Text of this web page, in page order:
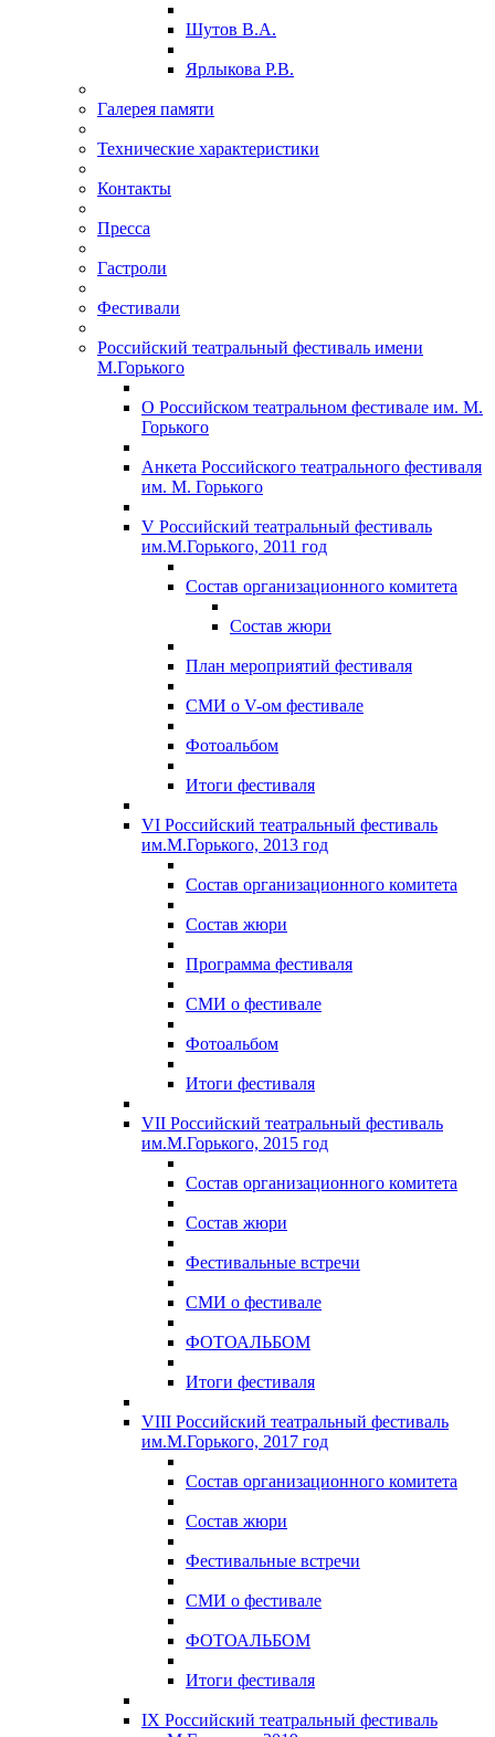
Шутов В.А.
Ярлыкова Р.В.
Галерея памяти
Технические характеристики
Контакты
Пресса
Гастроли
Фестивали
Российский театральный фестиваль имени
М.Горького
О Российском театральном фестивале им. М.
Горького
Анкета Российского театрального фестиваля
им. М. Горького
V Российский театральный фестиваль
им.М.Горького, 2011 год
Состав организационного комитета
Состав жюри
План мероприятий фестиваля
СМИ о V-ом фестивале
Фотоальбом
Итоги фестиваля
VI Российский театральный фестиваль
им.М.Горького, 2013 год
Состав организационного комитета
Состав жюри
Программа фестиваля
СМИ о фестивале
Фотоальбом
Итоги фестиваля
VII Российский театральный фестиваль
им.М.Горького, 2015 год
Состав организационного комитета
Состав жюри
Фестивальные встречи
СМИ о фестивале
ФОТОАЛЬБОМ
Итоги фестиваля
VIII Российский театральный фестиваль
им.М.Горького, 2017 год
Состав организационного комитета
Состав жюри
Фестивальные встречи
СМИ о фестивале
ФОТОАЛЬБОМ
Итоги фестиваля
IX Российский театральный фестиваль